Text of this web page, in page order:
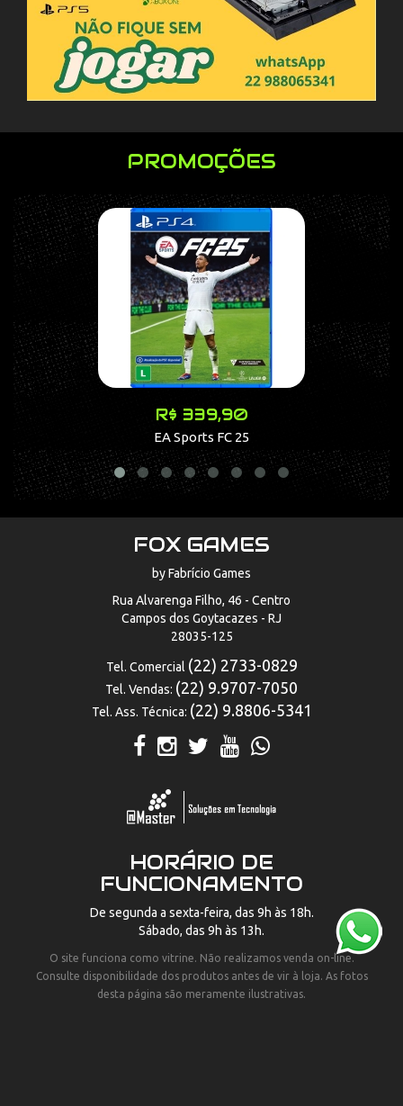
PROMOÇÕES
R$ 339,90
EA Sports FC 25
FOX GAMES
by Fabrício Games
Rua Alvarenga Filho, 46 - Centro
Campos dos Goytacazes - RJ
28035-125
Tel. Comercial (22) 2733-0829
Tel. Vendas: (22) 9.9707-7050
Tel. Ass. Técnica: (22) 9.8806-5341
HORÁRIO DE
FUNCIONAMENTO
De segunda a sexta-feira, das 9h às 18h.
Sábado, das 9h às 13h.
O site funciona como vitrine. Não realizamos venda on-line.
Consulte disponibilidade dos produtos antes de vir à loja. As fotos
desta página são meramente ilustrativas.